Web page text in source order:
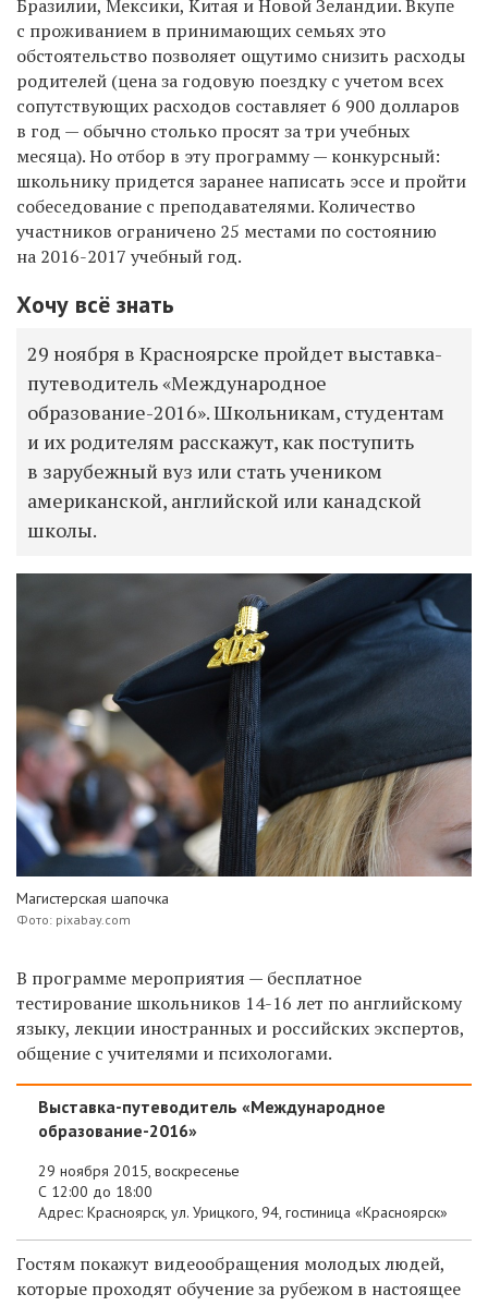
Бразилии, Мексики, Китая и Новой Зеландии. Вкупе
с проживанием в принимающих семьях это
обстоятельство позволяет ощутимо снизить расходы
родителей (цена за годовую поездку с учетом всех
сопутствующих расходов составляет 6 900 долларов
в год — обычно столько просят за три учебных
месяца). Но отбор в эту программу — конкурсный:
школьнику придется заранее написать эссе и пройти
собеседование с преподавателями. Количество
участников ограничено 25 местами по состоянию
на 2016-2017 учебный год.
Хочу всё знать
29 ноября в Красноярске пройдет выставка-
путеводитель «Международное
образование-2016». Школьникам, студентам
и их родителям расскажут, как поступить
в зарубежный вуз или стать учеником
американской, английской или канадской
школы.
Магистерская шапочка
Фото: pixabay.com
В программе мероприятия — бесплатное
тестирование школьников 14-16 лет по английскому
языку, лекции иностранных и российских экспертов,
общение с учителями и психологами.
Выставка-путеводитель «Международное
образование-2016»
29 ноября 2015, воскресенье
С 12:00 до 18:00
Адрес: Красноярск, ул. Урицкого, 94, гостиница «Красноярск»
Гостям покажут видеообращения молодых людей,
которые проходят обучение за рубежом в настоящее